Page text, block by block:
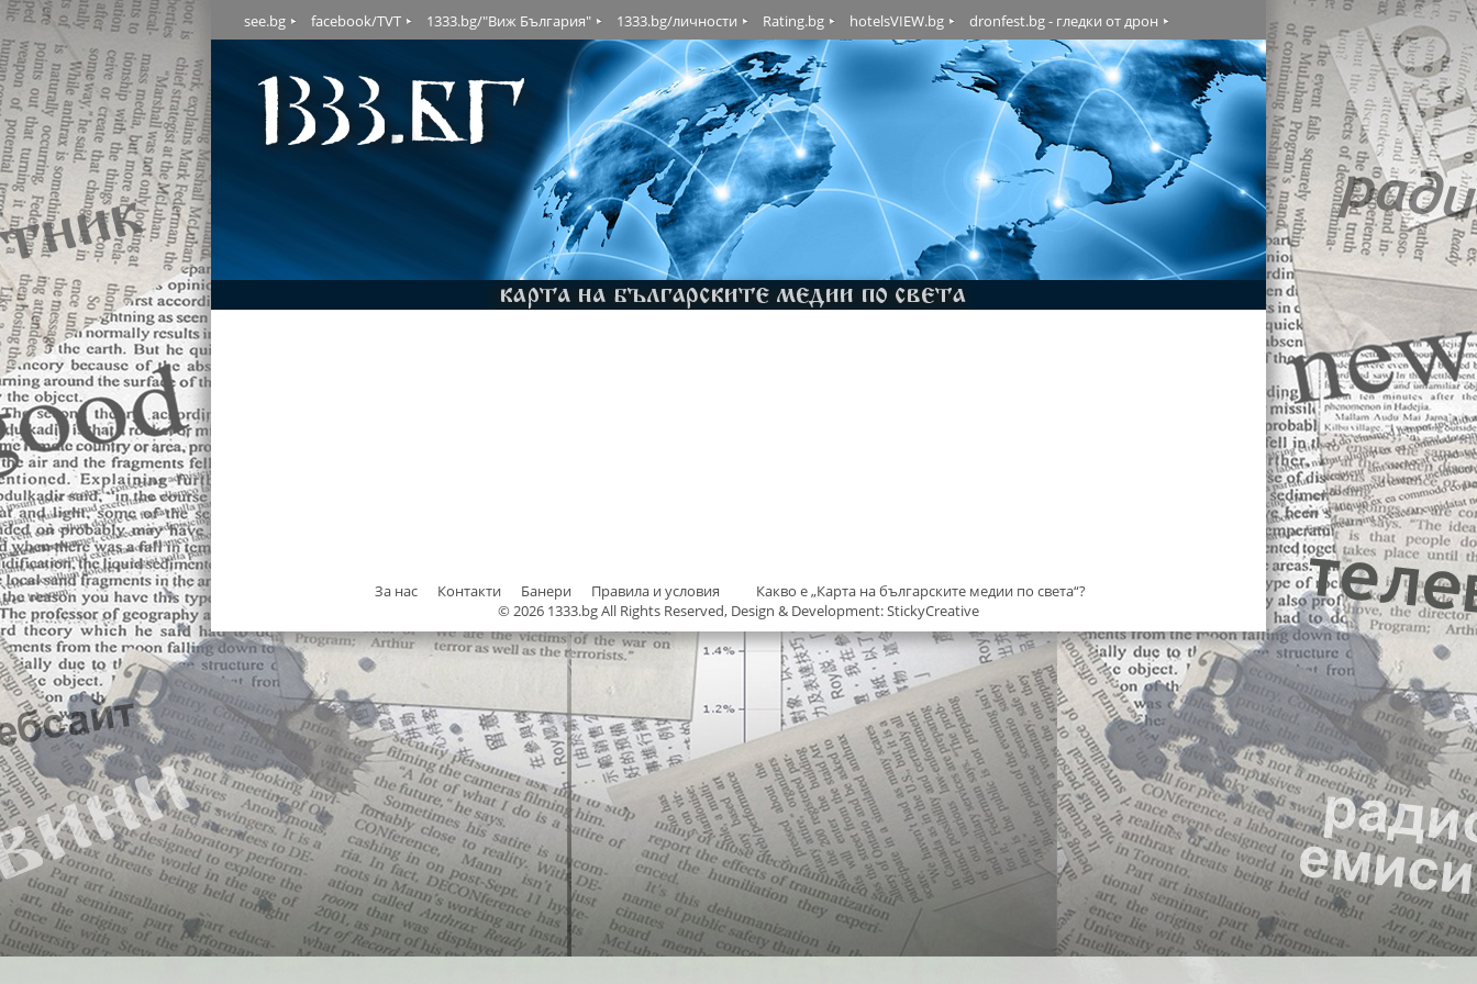
see.bg facebook/TVT 1333.bg/"Виж България" 1333.bg/личности Rating.bg hotelsVIEW.bg dronfest.bg - гледки от дрон
За нас Контакти Банери Правила и условия
Какво е „Карта на българските медии по света“?
© 2026 1333.bg All Rights Reserved, Design & Development: StickyCreative